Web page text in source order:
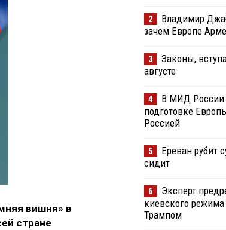
вишня» в
стране
2
Владимир
зачем Европе
3
Законы,
августе
4
В МИД России
подготовке
Россией
5
Ереван рубит
сидит
6
Эксперт
киевского
Трампом